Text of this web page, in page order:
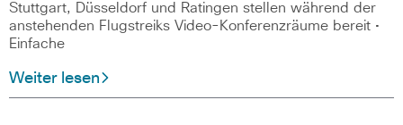
Stuttgart, Düsseldorf und Ratingen stellen während der
anstehenden Flugstreiks Video-Konferenzräume bereit •
Einfache
Weiter lesen